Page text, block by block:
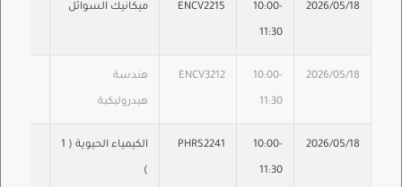
2026/05/18
10:00-
11:30
ENCV2215 ميكانيك السوائل
2026/05/18
10:00-
11:30
ENCV3212 هندسة
هيدروليكية
2026/05/18
10:00-
11:30
PHRS2241 الكيمياء الحيوية ( 1
)